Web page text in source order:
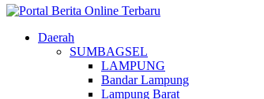
Daerah
SUMBAGSEL
LAMPUNG
Bandar Lampung
Lampung Barat